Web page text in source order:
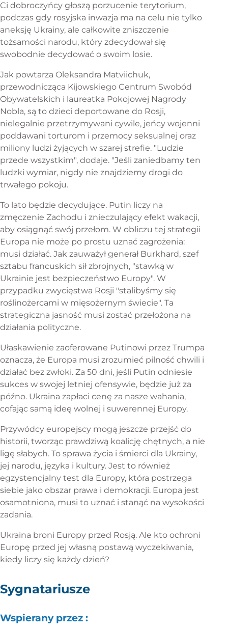
Ci dobroczyńcy głoszą porzucenie terytorium,
podczas gdy rosyjska inwazja ma na celu nie tylko
aneksję Ukrainy, ale całkowite zniszczenie
tożsamości narodu, który zdecydował się
swobodnie decydować o swoim losie.
Jak powtarza Oleksandra Matviichuk,
przewodnicząca Kijowskiego Centrum Swobód
Obywatelskich i laureatka Pokojowej Nagrody
Nobla, są to dzieci deportowane do Rosji,
nielegalnie przetrzymywani cywile, jeńcy wojenni
poddawani torturom i przemocy seksualnej oraz
miliony ludzi żyjących w szarej strefie. "Ludzie
przede wszystkim", dodaje. "Jeśli zaniedbamy ten
ludzki wymiar, nigdy nie znajdziemy drogi do
trwałego pokoju.
To lato będzie decydujące. Putin liczy na
zmęczenie Zachodu i znieczulający efekt wakacji,
aby osiągnąć swój przełom. W obliczu tej strategii
Europa nie może po prostu uznać zagrożenia:
musi działać. Jak zauważył generał Burkhard, szef
sztabu francuskich sił zbrojnych, "stawką w
Ukrainie jest bezpieczeństwo Europy". W
przypadku zwycięstwa Rosji "stalibyśmy się
roślinożercami w mięsożernym świecie". Ta
strategiczna jasność musi zostać przełożona na
działania polityczne.
Ułaskawienie zaoferowane Putinowi przez Trumpa
oznacza, że Europa musi zrozumieć pilność chwili i
działać bez zwłoki. Za 50 dni, jeśli Putin odniesie
sukces w swojej letniej ofensywie, będzie już za
późno. Ukraina zapłaci cenę za nasze wahania,
cofając samą ideę wolnej i suwerennej Europy.
Przywódcy europejscy mogą jeszcze przejść do
historii, tworząc prawdziwą koalicję chętnych, a nie
ligę słabych. To sprawa życia i śmierci dla Ukrainy,
jej narodu, języka i kultury. Jest to również
egzystencjalny test dla Europy, która postrzega
siebie jako obszar prawa i demokracji. Europa jest
osamotniona, musi to uznać i stanąć na wysokości
zadania.
Ukraina broni Europy przed Rosją. Ale kto ochroni
Europę przed jej własną postawą wyczekiwania,
kiedy liczy się każdy dzień?
Sygnatariusze
Wspierany przez :